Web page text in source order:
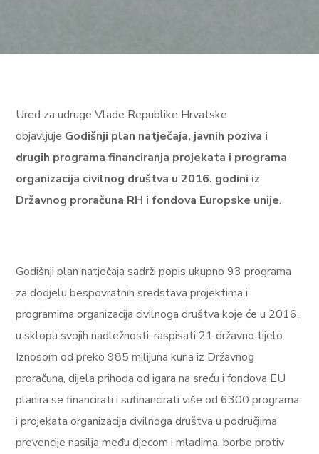
Ured za udruge Vlade Republike Hrvatske
objavljuje Godišnji plan natječaja, javnih poziva i
drugih programa financiranja projekata i programa
organizacija civilnog društva u 2016. godini iz
Državnog proračuna RH i fondova Europske unije.
Godišnji plan natječaja sadrži popis ukupno 93 programa
za dodjelu bespovratnih sredstava projektima i
programima organizacija civilnoga društva koje će u 2016.,
u sklopu svojih nadležnosti, raspisati 21 državno tijelo.
Iznosom od preko 985 milijuna kuna iz Državnog
proračuna, dijela prihoda od igara na sreću i fondova EU
planira se financirati i sufinancirati više od 6300 programa
i projekata organizacija civilnoga društva u područjima
prevencije nasilja među djecom i mladima, borbe protiv